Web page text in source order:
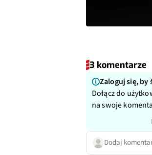
3 komentarze
Zaloguj się, by
Dołącz do
na swoje
Dodaj